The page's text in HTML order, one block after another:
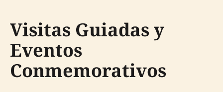
Visitas Guiadas y
Eventos
Conmemorativos